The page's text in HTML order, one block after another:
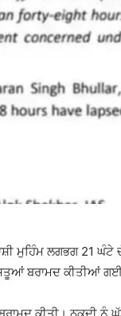
ਮੁਹਿੰਮ ਲਗਭਗ 21 ਘੰਟੇ
ਵਸਤੂਆਂ ਬਰਾਮਦ ਕੀਤੀਆਂ